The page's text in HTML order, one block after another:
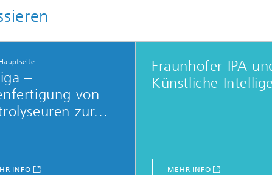
–
von
zur...
INFO
Fraunhofer IPA
Künstliche
MEHR INFO